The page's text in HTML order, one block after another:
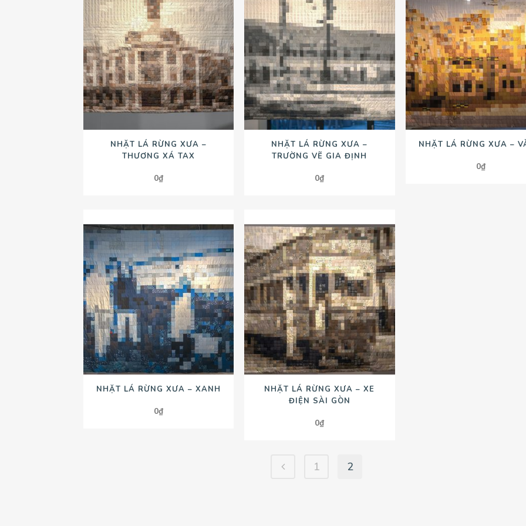
NHẶT LÁ RỪNG XƯA –
THƯƠNG XÁ TAX
0₫
NHẶT LÁ RỪNG XƯA –
TRƯỜNG VẼ GIA ĐỊNH
0₫
NHẶT LÁ RỪNG XƯA –
0₫
NHẶT LÁ RỪNG XƯA – XANH
0₫
NHẶT LÁ RỪNG XƯA – XE
ĐIỆN SÀI GÒN
0₫
1 2